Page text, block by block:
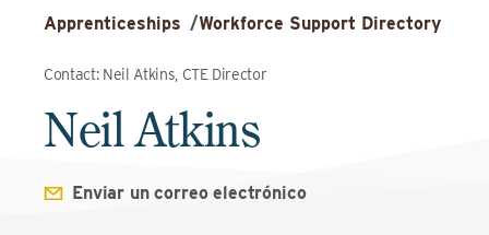
Apprenticeships /Workforce Support Directory
Contact: Neil Atkins, CTE Director
Neil Atkins
Enviar un correo electrónico